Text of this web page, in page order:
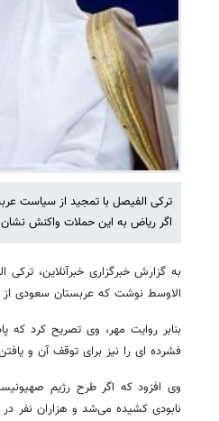
ترکی الفیصل با تمجید از سیاست
اگر ریاض به این حملات واکنش
به گزارش خبرگزاری خبرآنلاین،
الاوسط نوشت که عربستان سعودی از
بنابر روایت مهر، وی تصریح کرد که
فشرده ای را نیز برای توقف آن و
وی افزود که اگر طرح رژیم
نابودی کشیده می‌شد و هزاران نفر